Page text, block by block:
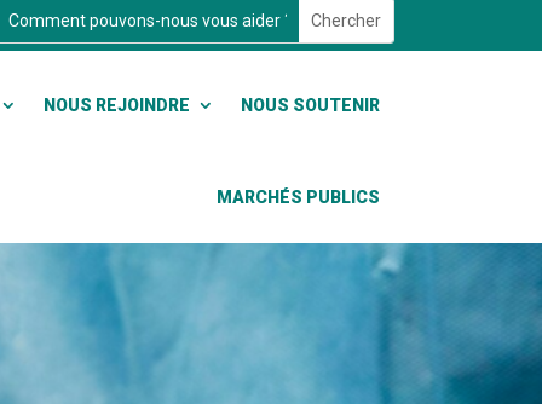
NOUS REJOINDRE NOUS SOUTENIR
MARCHÉS PUBLICS